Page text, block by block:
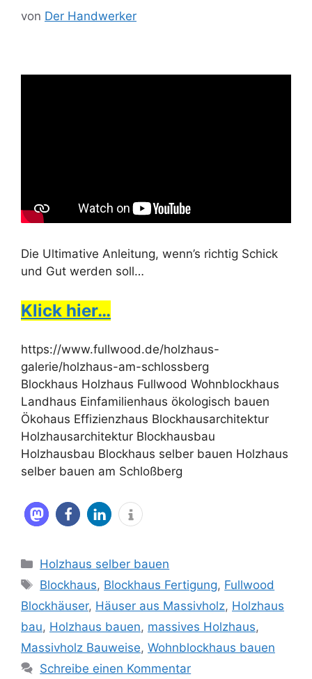
von Der Handwerker
Die Ultimative Anleitung, wenn’s richtig Schick
und Gut werden soll…
Klick hier…
https://www.fullwood.de/holzhaus-
galerie/holzhaus-am-schlossberg
Blockhaus Holzhaus Fullwood Wohnblockhaus
Landhaus Einfamilienhaus ökologisch bauen
Ökohaus Effizienzhaus Blockhausarchitektur
Holzhausarchitektur Blockhausbau
Holzhausbau Blockhaus selber bauen Holzhaus
selber bauen am Schloßberg
Kategorien
Holzhaus selber bauen
Schlagwörter
Blockhaus, Blockhaus Fertigung, Fullwood
Blockhäuser, Häuser aus Massivholz, Holzhaus
bau, Holzhaus bauen, massives Holzhaus,
Massivholz Bauweise, Wohnblockhaus bauen
Schreibe einen Kommentar